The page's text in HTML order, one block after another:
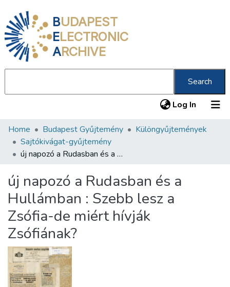
BUDAPEST
ELECTRONIC
ARCHIVE
Search
Log In (current)
Communities & Collections
All of DSpace
About us
Home Budapest Gyűjtemény
Különgyűjtemények
Sajtókivágat-gyűjtemény
új napozó a Rudasban és a Hullámban : Szebb lesz a Zsófia-de miért hívják Zsófiának?
új napozó a Rudasban és a
Hullámban : Szebb lesz a
Zsófia-de miért hívják
Zsófiának?